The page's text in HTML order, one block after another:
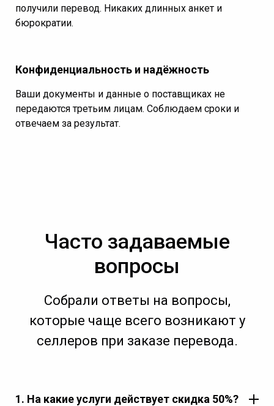
получили перевод. Никаких длинных анкет и
бюрократии.
Конфиденциальность и надёжность
Ваши документы и данные о поставщиках не
передаются третьим лицам. Соблюдаем сроки и
отвечаем за результат.
Часто задаваемые
вопросы
Собрали ответы на вопросы,
которые чаще всего возникают у
селлеров при заказе перевода.
1. На какие услуги действует скидка 50%?